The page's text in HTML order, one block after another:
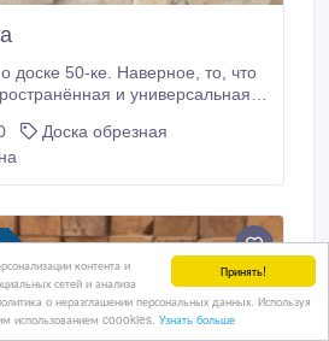
Принять!
контента и
сетей и анализа
о неразглашении персональных данных. Используя
использованием coookies. Узнать больше
50-ке. Наверное, то, что
и универсальная
при любом строительстве
Многим строителям знакома не
Доска обрезная